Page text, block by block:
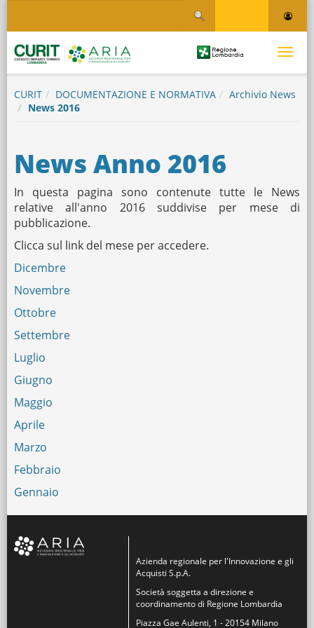
principale
Toggle
Logo
Logo
Regione
CURIT DOCUMENTAZIONE E NORMATIVA
Archivio News
News 2016
News Anno 2016
In questa pagina sono contenute tutte le News
relative all'anno 2016 suddivise per mese di
pubblicazione.
Clicca sul link del mese per accedere.
Dicembre
Novembre
Ottobre
Settembre
Luglio
Giugno
Maggio
Aprile
Marzo
Febbraio
Gennaio
Azienda regionale per l'Innovazione e gli
Acquisti S.p.A.
Società soggetta a direzione e
coordinamento di Regione Lombardia
Piazza Gae Aulenti, 1 - 20154 Milano